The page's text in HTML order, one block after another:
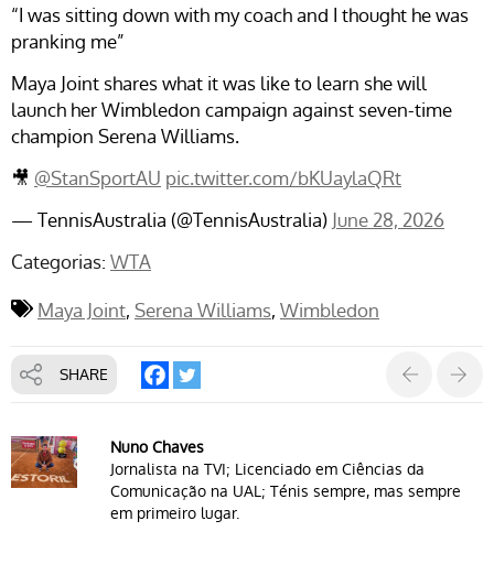
“I was sitting down with my coach and I thought he was
pranking me”
Maya Joint shares what it was like to learn she will
launch her Wimbledon campaign against seven-time
champion Serena Williams.
🎥 @StanSportAU pic.twitter.com/bKUaylaQRt
— TennisAustralia (@TennisAustralia) June 28, 2026
Categorias: WTA
Maya Joint Serena Williams Wimbledon
SHARE
Nuno Chaves
Jornalista na TVI; Licenciado em Ciências da
Comunicação na UAL; Ténis sempre, mas sempre
em primeiro lugar.